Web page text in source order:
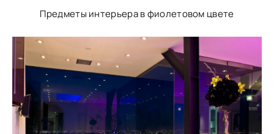
Предметы интерьера в фиолетовом цвете